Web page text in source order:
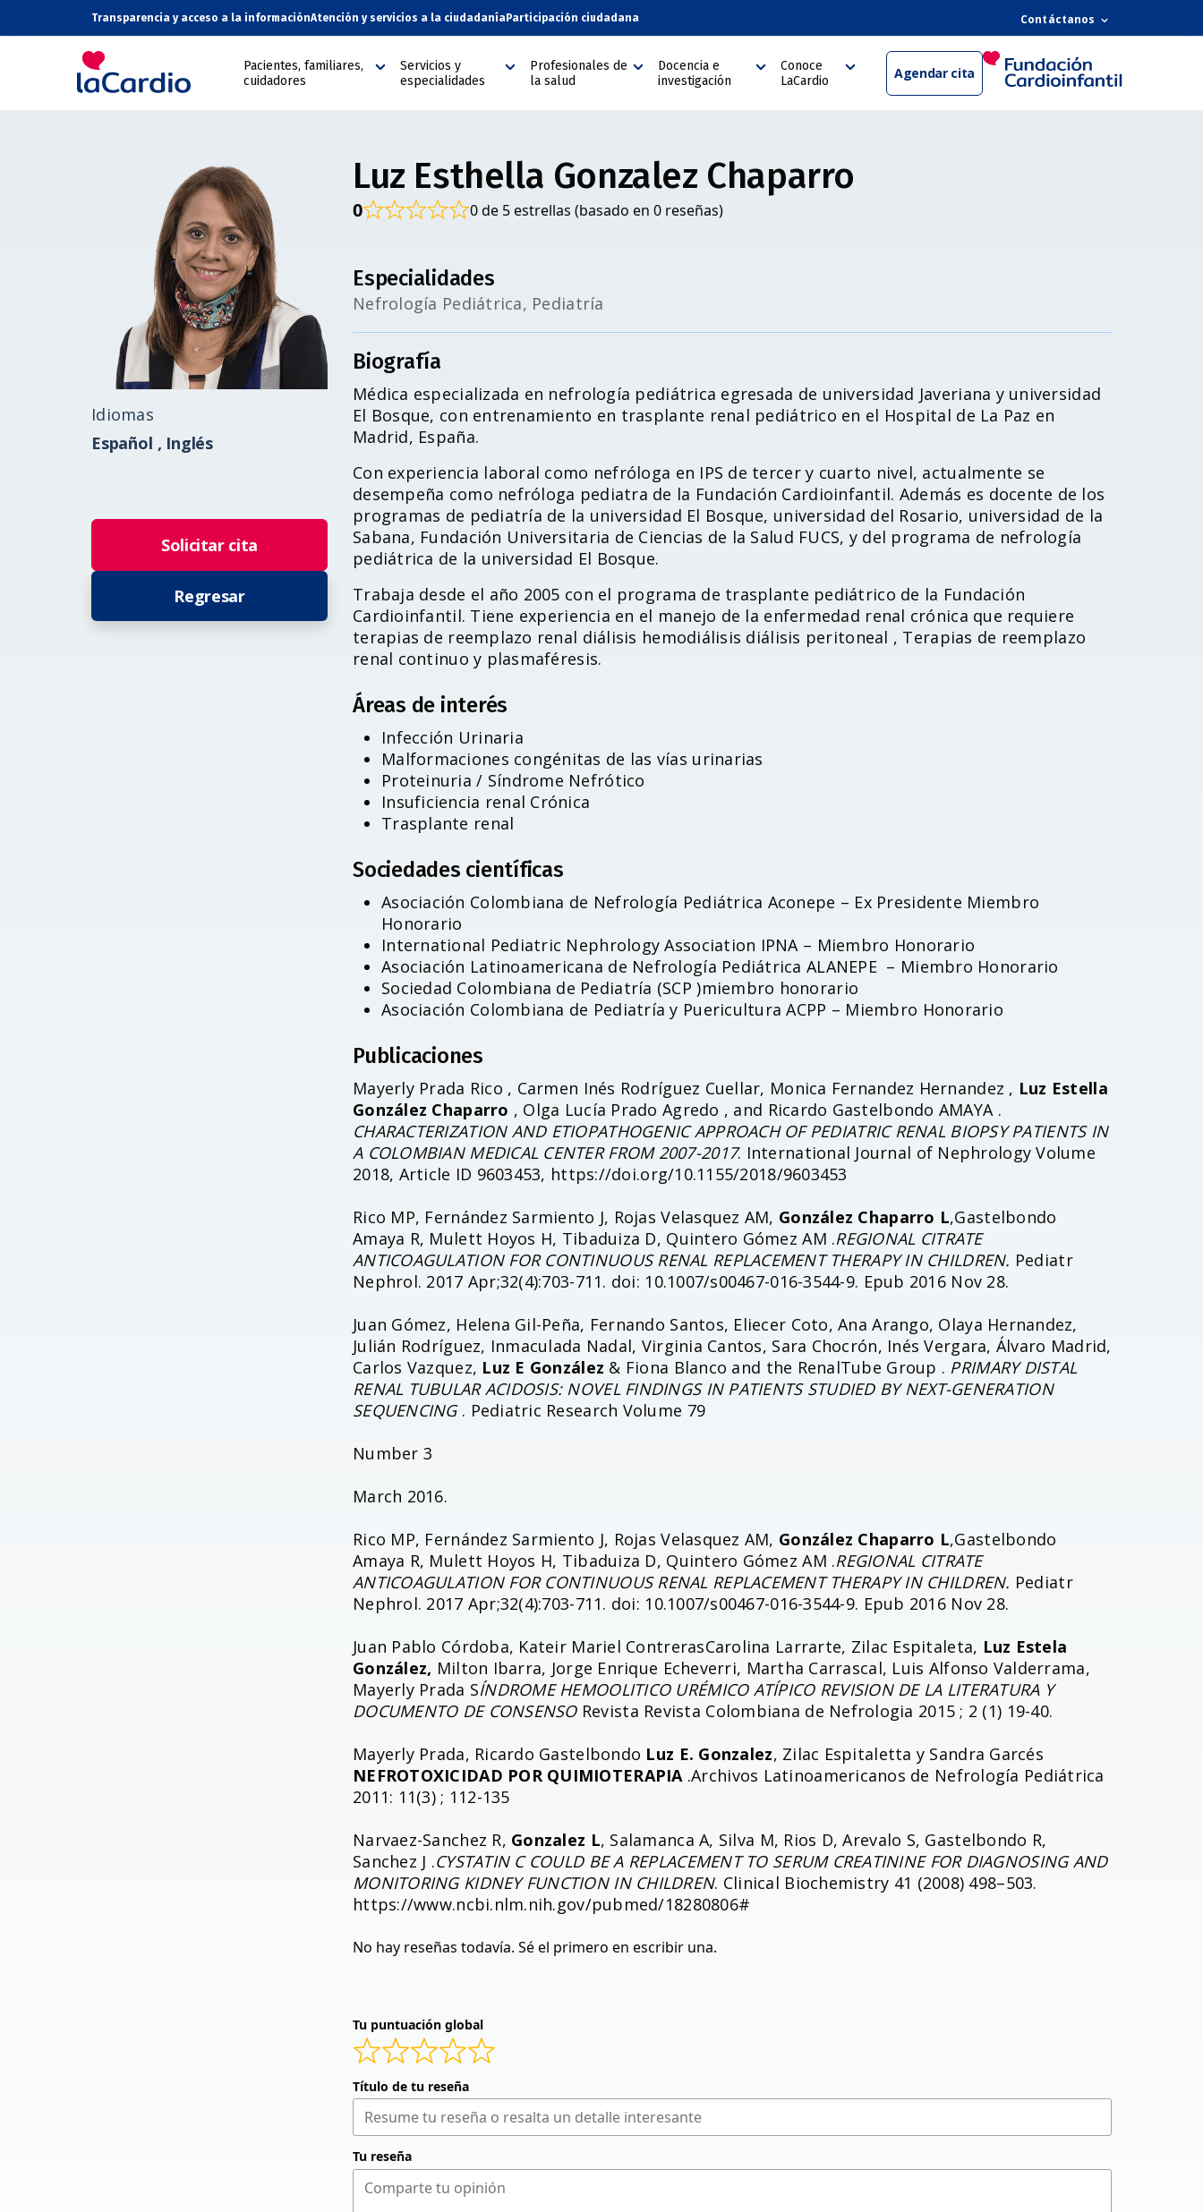
Transparencia y acceso a la informaciónAtención y servicios a la ciudadanía Participación ciudadana Contáctanos
Pacientes, familiares,
cuidadores
Servicios y
especialidades
Profesionales de
la salud
Docencia e
investigación
Conoce
LaCardio
Agendar cita
Idiomas
Español , Inglés
Solicitar cita
Regresar
Luz Esthella Gonzalez Chaparro
0 0 de 5 estrellas (basado en 0 reseñas)
Especialidades
Nefrología Pediátrica, Pediatría
Biografía
Médica especializada en nefrología pediátrica egresada de universidad Javeriana y universidad
El Bosque, con entrenamiento en trasplante renal pediátrico en el Hospital de La Paz en
Madrid, España.
Con experiencia laboral como nefróloga en IPS de tercer y cuarto nivel, actualmente se
desempeña como nefróloga pediatra de la Fundación Cardioinfantil. Además es docente de los
programas de pediatría de la universidad El Bosque, universidad del Rosario, universidad de la
Sabana, Fundación Universitaria de Ciencias de la Salud FUCS, y del programa de nefrología
pediátrica de la universidad El Bosque.
Trabaja desde el año 2005 con el programa de trasplante pediátrico de la Fundación
Cardioinfantil. Tiene experiencia en el manejo de la enfermedad renal crónica que requiere
terapias de reemplazo renal diálisis hemodiálisis diálisis peritoneal , Terapias de reemplazo
renal continuo y plasmaféresis.
Áreas de interés
Infección Urinaria
Malformaciones congénitas de las vías urinarias
Proteinuria / Síndrome Nefrótico
Insuficiencia renal Crónica
Trasplante renal
Sociedades científicas
Asociación Colombiana de Nefrología Pediátrica Aconepe – Ex Presidente Miembro
Honorario
International Pediatric Nephrology Association IPNA – Miembro Honorario
Asociación Latinoamericana de Nefrología Pediátrica ALANEPE – Miembro Honorario
Sociedad Colombiana de Pediatría (SCP )miembro honorario
Asociación Colombiana de Pediatría y Puericultura ACPP – Miembro Honorario
Publicaciones
Mayerly Prada Rico , Carmen Inés Rodríguez Cuellar, Monica Fernandez Hernandez , Luz Estella
González Chaparro , Olga Lucía Prado Agredo , and Ricardo Gastelbondo AMAYA .
CHARACTERIZATION AND ETIOPATHOGENIC APPROACH OF PEDIATRIC RENAL BIOPSY PATIENTS IN
A COLOMBIAN MEDICAL CENTER FROM 2007-2017. International Journal of Nephrology Volume
2018, Article ID 9603453, https://doi.org/10.1155/2018/9603453
Rico MP, Fernández Sarmiento J, Rojas Velasquez AM, González Chaparro L,Gastelbondo
Amaya R, Mulett Hoyos H, Tibaduiza D, Quintero Gómez AM .REGIONAL CITRATE
ANTICOAGULATION FOR CONTINUOUS RENAL REPLACEMENT THERAPY IN CHILDREN. Pediatr
Nephrol. 2017 Apr;32(4):703-711. doi: 10.1007/s00467-016-3544-9. Epub 2016 Nov 28.
Juan Gómez, Helena Gil-Peña, Fernando Santos, Eliecer Coto, Ana Arango, Olaya Hernandez,
Julián Rodríguez, Inmaculada Nadal, Virginia Cantos, Sara Chocrón, Inés Vergara, Álvaro Madrid,
Carlos Vazquez, Luz E González & Fiona Blanco and the RenalTube Group . PRIMARY DISTAL
RENAL TUBULAR ACIDOSIS: NOVEL FINDINGS IN PATIENTS STUDIED BY NEXT-GENERATION
SEQUENCING. Pediatric Research Volume 79
Number 3
March 2016.
Rico MP, Fernández Sarmiento J, Rojas Velasquez AM, González Chaparro L,Gastelbondo
Amaya R, Mulett Hoyos H, Tibaduiza D, Quintero Gómez AM .REGIONAL CITRATE
ANTICOAGULATION FOR CONTINUOUS RENAL REPLACEMENT THERAPY IN CHILDREN. Pediatr
Nephrol. 2017 Apr;32(4):703-711. doi: 10.1007/s00467-016-3544-9. Epub 2016 Nov 28.
Juan Pablo Córdoba, Kateir Mariel ContrerasCarolina Larrarte, Zilac Espitaleta, Luz Estela
González, Milton Ibarra, Jorge Enrique Echeverri, Martha Carrascal, Luis Alfonso Valderrama,
Mayerly Prada SÍNDROME HEMOOLITICO URÉMICO ATÍPICO REVISION DE LA LITERATURA Y
DOCUMENTO DE CONSENSORevista Revista Colombiana de Nefrologia 2015 ; 2 (1) 19-40.
Mayerly Prada, Ricardo Gastelbondo Luz E. Gonzalez, Zilac Espitaletta y Sandra Garcés
NEFROTOXICIDAD POR QUIMIOTERAPIA .Archivos Latinoamericanos de Nefrología Pediátrica
2011: 11(3) ; 112-135
Narvaez-Sanchez R, Gonzalez L, Salamanca A, Silva M, Rios D, Arevalo S, Gastelbondo R,
Sanchez J .CYSTATIN C COULD BE A REPLACEMENT TO SERUM CREATININE FOR DIAGNOSING AND
MONITORING KIDNEY FUNCTION IN CHILDREN. Clinical Biochemistry 41 (2008) 498–503.
https://www.ncbi.nlm.nih.gov/pubmed/18280806#
No hay reseñas todavía. Sé el primero en escribir una.
Tu puntuación global
Título de tu reseña
Tu reseña